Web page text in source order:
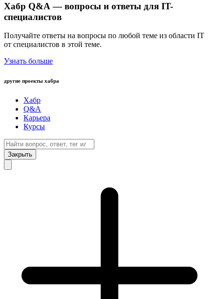
Хабр Q&A — вопросы и ответы для IT-
специалистов
Получайте ответы на вопросы по любой теме из области IT
от специалистов в этой теме.
Узнать больше
другие проекты хабра
Хабр
Q&A
Карьера
Курсы
Закрыть